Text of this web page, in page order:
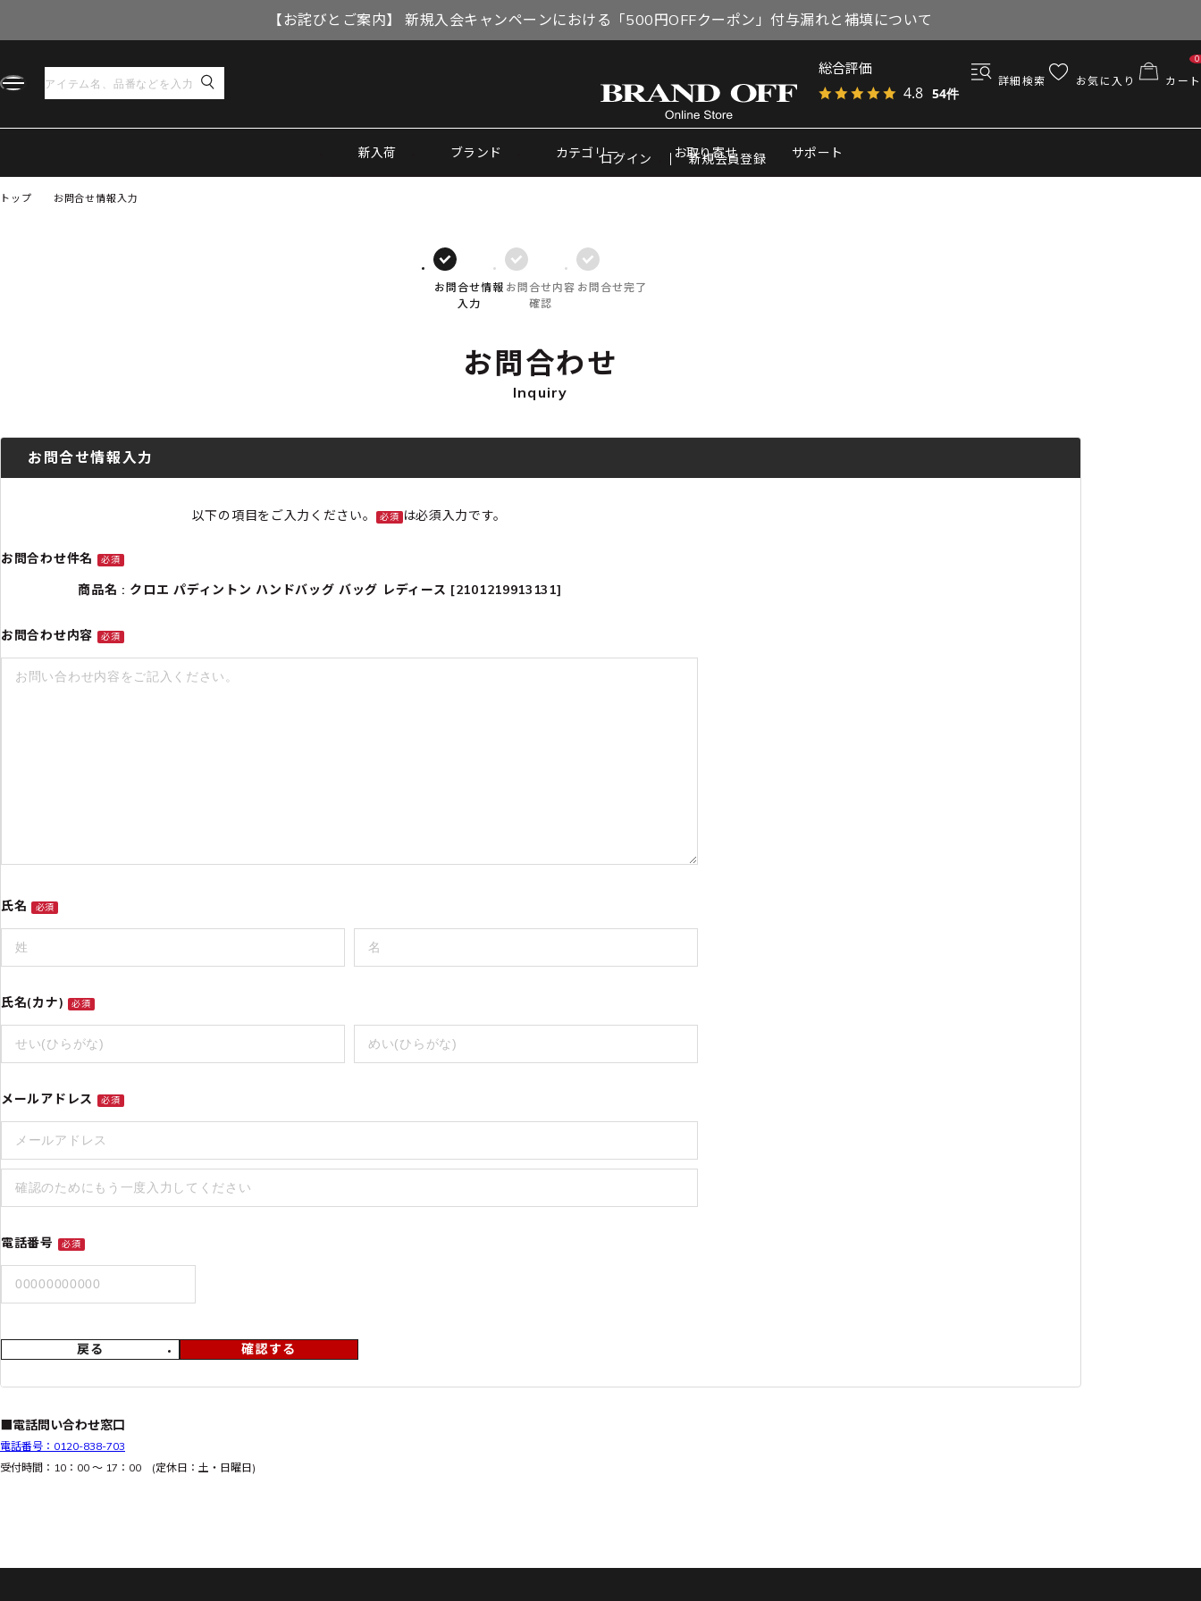
【お詫びとご案内】 新規入会キャンペーンにおける「500円OFFクーポン」付与漏れと補填について
総合評価
4.8 54件
詳細検索 お気に入り カート
0
新入荷 ブランド カテゴリー お取り寄せ サポート
ログイン 新規会員登録
トップ お問合せ情報入力
お問合せ情報
入力
お問合せ内容
確認
お問合せ完了
お問合わせ
Inquiry
お問合せ情報入力
以下の項目をご入力ください。 必須 は必須入力です。
お問合わせ件名 必須
商品名 : クロエ パディントン ハンドバッグ バッグ レディース [2101219913131]
お問合わせ内容 必須
氏名 必須
氏名(カナ) 必須
メールアドレス 必須
電話番号 必須
戻る 確認する
■電話問い合わせ窓口
電話番号：0120-838-703
受付時間：10：00 ～ 17：00 (定休日：土・日曜日)